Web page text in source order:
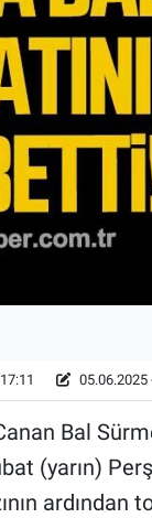
05.06.2025
Bal
(yarın)
ardından